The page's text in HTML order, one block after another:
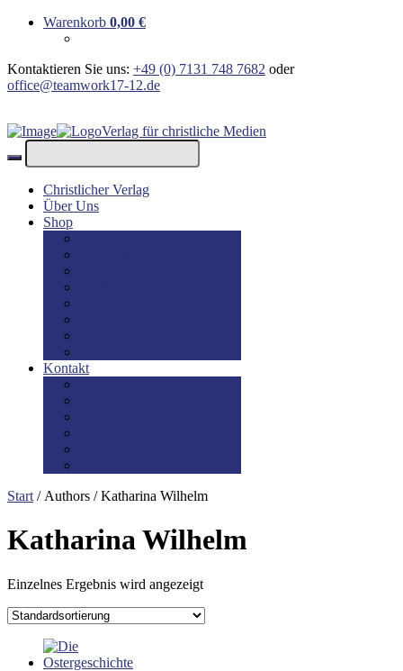
Warenkorb 0,00 €
Kontaktieren Sie uns: +49 (0) 7131 748 7682 oder
office@teamwork17-12.de
Verlag für christliche Medien
Christlicher Verlag
Über Uns
Shop
Kontakt
Start / Authors / Katharina Wilhelm
Katharina Wilhelm
Einzelnes Ergebnis wird angezeigt